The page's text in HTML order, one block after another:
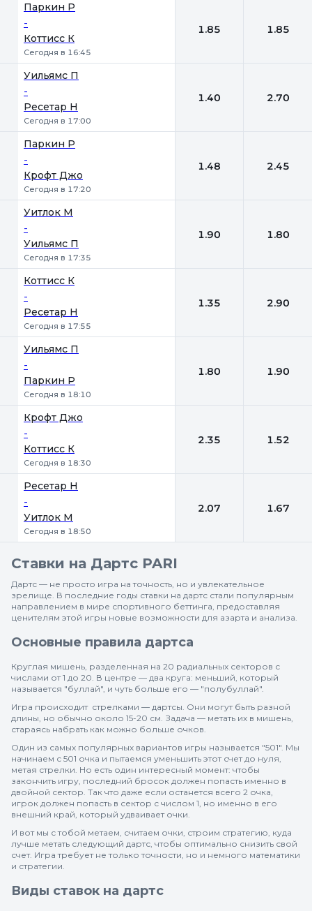
Паркин Р
-
Коттисс К
Сегодня в 16:45
1.85 1.85
Уильямс П
-
Ресетар Н
Сегодня в 17:00
1.40 2.70
Паркин Р
-
Крофт Джо
Сегодня в 17:20
1.48 2.45
Уитлок М
-
Уильямс П
Сегодня в 17:35
1.90 1.80
Коттисс К
-
Ресетар Н
Сегодня в 17:55
1.35 2.90
Уильямс П
-
Паркин Р
Сегодня в 18:10
1.80 1.90
Крофт Джо
-
Коттисс К
Сегодня в 18:30
2.35 1.52
Ресетар Н
-
Уитлок М
Сегодня в 18:50
2.07 1.67
Ставки на Дартс PARI
Дартс — не просто игра на точность, но и увлекательное
зрелище. В последние годы ставки на дартс стали популярным
направлением в мире спортивного беттинга, предоставляя
ценителям этой игры новые возможности для азарта и анализа.
Основные правила дартса
Круглая мишень, разделенная на 20 радиальных секторов с
числами от 1 до 20. В центре — два круга: меньший, который
называется "буллай", и чуть больше его — "полубуллай".
Игра происходит стрелками — дартсы. Они могут быть разной
длины, но обычно около 15-20 см. Задача — метать их в мишень,
стараясь набрать как можно больше очков.
Один из самых популярных вариантов игры называется "501". Мы
начинаем с 501 очка и пытаемся уменьшить этот счет до нуля,
метая стрелки. Но есть один интересный момент: чтобы
закончить игру, последний бросок должен попасть именно в
двойной сектор. Так что даже если останется всего 2 очка,
игрок должен попасть в сектор с числом 1, но именно в его
внешний край, который удваивает очки.
И вот мы с тобой метаем, считаем очки, строим стратегию, куда
лучше метать следующий дартс, чтобы оптимально снизить свой
счет. Игра требует не только точности, но и немного математики
и стратегии.
Виды ставок на дартс